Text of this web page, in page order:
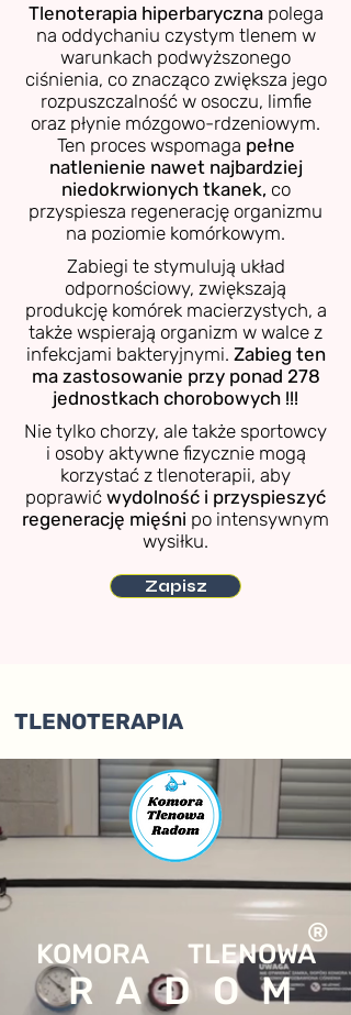
Tlenoterapia hiperbarycznapolega
na oddychaniu czystym tlenem w
warunkach podwyższonego
ciśnienia, co znacząco zwiększa jego
rozpuszczalność w osoczu, limfie
oraz płynie mózgowo-rdzeniowym.
Ten proces wspomaga pełne
natlenienie nawet najbardziej
niedokrwionych tkanek, co
przyspiesza regenerację organizmu
na poziomie komórkowym.
Zabiegi te stymulują układ
odpornościowy, zwiększają
produkcję komórek macierzystych, a
także wspierają organizm w walce z
infekcjami bakteryjnymi. Zabieg ten
ma zastosowanie przy ponad 278
jednostkach chorobowych !!!
Nie tylko chorzy, ale także sportowcy
i osoby aktywne fizycznie mogą
korzystać z tlenoterapii, aby
poprawić wydolność i przyspieszyć
regenerację mięśni po intensywnym
wysiłku.
Zapisz
TLENOTERAPIA
KOMORA TLENOWA
®
RADOM